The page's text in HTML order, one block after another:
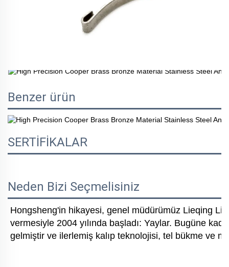
Benzer ürün
SERTİFİKALAR
Neden Bizi Seçmelisiniz
Hongsheng'in hikayesi, genel müdürümüz Lieqing
vermesiyle 2004 yılında başladı: Yaylar. Bugüne
gelmiştir ve ilerlemiş kalıp teknolojisi, tel bükme ve